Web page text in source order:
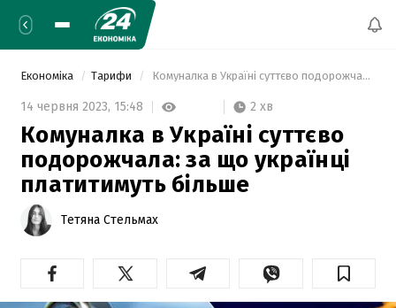
Економіка Тарифи Комуналка в Україні суттєво подорожчала: за що українці платитимуть більше
14 червня 2023, 15:48 2 хв
Комуналка в Україні суттєво
подорожчала: за що українці
платитимуть більше
Тетяна Стельмах